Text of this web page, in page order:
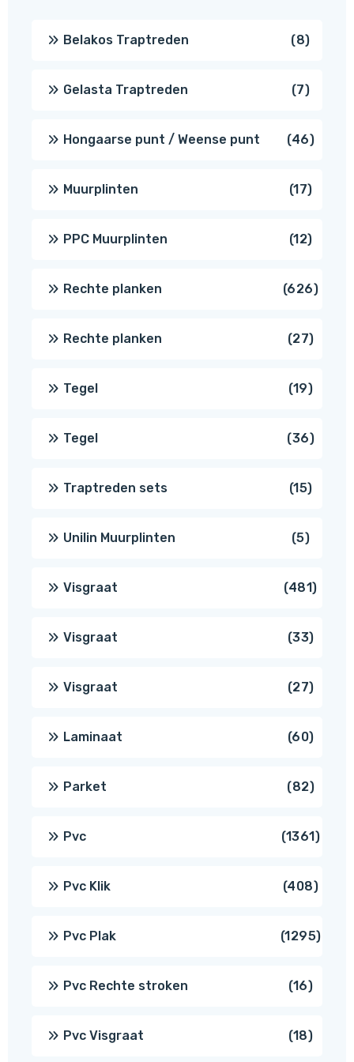
Belakos Traptreden 88
Gelasta Traptreden 77
Hongaarse punt / Weense punt 4646
Muurplinten 1717
PPC Muurplinten 1212
Rechte planken 626626
Rechte planken 2727
Tegel 1919
Tegel 3636
Traptreden sets 1515
Unilin Muurplinten 55
Visgraat 481481
Visgraat 3333
Visgraat 2727
Laminaat 6060
Parket 8282
Pvc 13611361
Pvc Klik 408408
Pvc Plak 12951295
Pvc Rechte stroken 1616
Pvc Visgraat 1818